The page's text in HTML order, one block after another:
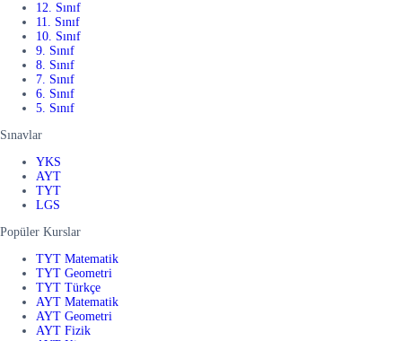
12. Sınıf
11. Sınıf
10. Sınıf
9. Sınıf
8. Sınıf
7. Sınıf
6. Sınıf
5. Sınıf
Sınavlar
YKS
AYT
TYT
LGS
Popüler Kurslar
TYT Matematik
TYT Geometri
TYT Türkçe
AYT Matematik
AYT Geometri
AYT Fizik